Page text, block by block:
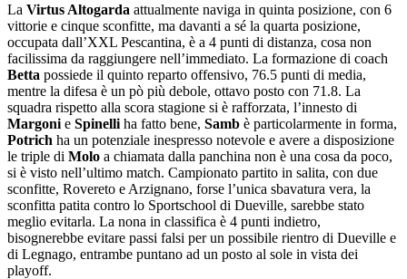
La Virtus Altogarda attualmente naviga in quinta posizione, con 6
vittorie e cinque sconfitte, ma davanti a sé la quarta posizione,
occupata dall’XXL Pescantina, è a 4 punti di distanza, cosa non
facilissima da raggiungere nell’immediato. La formazione di coach
Betta possiede il quinto reparto offensivo, 76.5 punti di media,
mentre la difesa è un pò più debole, ottavo posto con 71.8. La
squadra rispetto alla scora stagione si è rafforzata, l’innesto di
Margoni e Spinelli ha fatto bene, Samb è particolarmente in forma,
Potrich ha un potenziale inespresso notevole e avere a disposizione
le triple di Molo a chiamata dalla panchina non è una cosa da poco,
si è visto nell’ultimo match. Campionato partito in salita, con due
sconfitte, Rovereto e Arzignano, forse l’unica sbavatura vera, la
sconfitta patita contro lo Sportschool di Dueville, sarebbe stato
meglio evitarla. La nona in classifica è 4 punti indietro,
bisognerebbe evitare passi falsi per un possibile rientro di Dueville e
di Legnago, entrambe puntano ad un posto al sole in vista dei
playoff.